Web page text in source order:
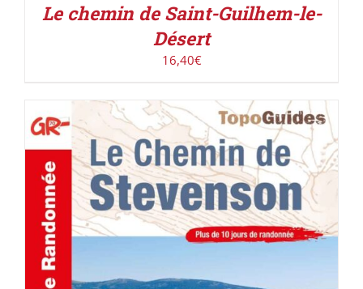
Le chemin de Saint-Guilhem-le-
Désert
16,40€